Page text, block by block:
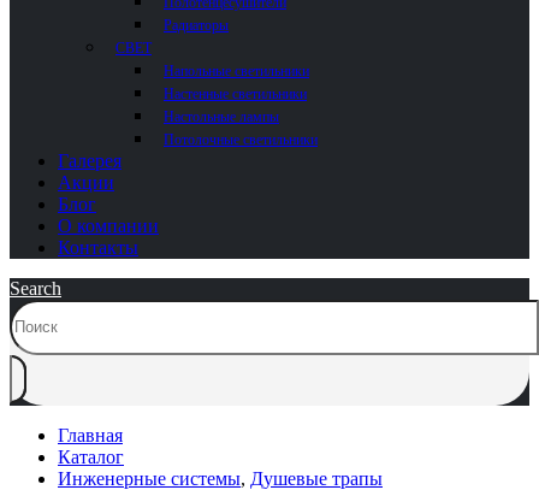
Радиаторы
СВЕТ
Напольные светильники
Настенные светильники
Настольные лампы
Потолочные светильники
Галерея
Акции
Блог
О компании
Контакты
Search
Главная
Каталог
Инженерные системы, Душевые трапы